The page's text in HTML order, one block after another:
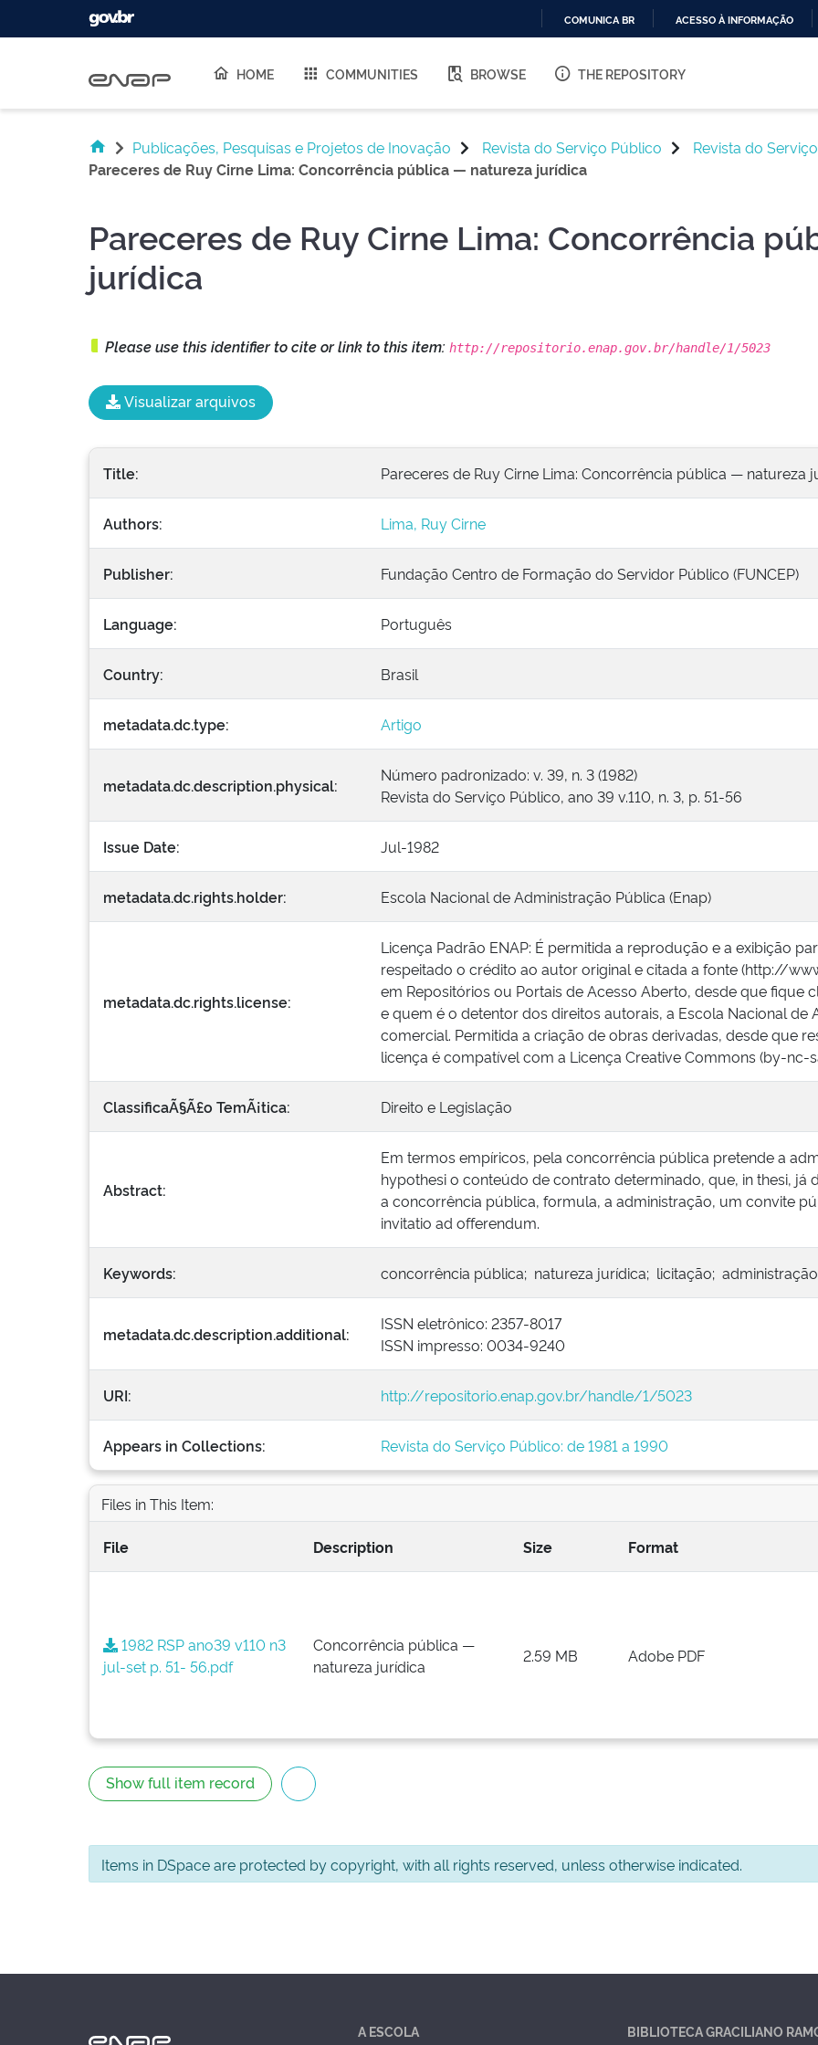
O
COMUNICA BR ACESSO À INFORMAÇÃO
HOME COMMUNITIES BROWSE THE REPOSITORY
Publicações, Pesquisas e Projetos de Inovação Revista do Serviço Público
Revista do
Pareceres de Ruy Cirne Lima: Concorrência pública — natureza jurídica
Pareceres de Ruy Cirne Lima: Concorrência
jurídica
Please use this identifier to cite or link to this item: http://repositorio.enap.gov.br/handle/1/5023
Visualizar arquivos
Title: Pareceres de Ruy Cirne Lima: Concorrência pública — natureza
Authors: Lima, Ruy Cirne
Publisher: Fundação Centro de Formação do Servidor Público (FUNCEP)
Language: Português
Country: Brasil
metadata.dc.type: Artigo
metadata.dc.description.physical:
Número padronizado: v. 39, n. 3 (1982)
Revista do Serviço Público, ano 39 v.110, n. 3, p. 51-56
Issue Date: Jul-1982
metadata.dc.rights.holder: Escola Nacional de Administração Pública (Enap)
metadata.dc.rights.license:
Licença Padrão ENAP: É permitida a reprodução e a exibição
respeitado o crédito ao autor original e citada a fonte (http://
em Repositórios ou Portais de Acesso Aberto, desde que fique
e quem é o detentor dos direitos autorais, a Escola Nacional de
comercial. Permitida a criação de obras derivadas, desde que
licença é compatível com a Licença Creative Commons (by-nc-
ClassificaÃ§Ã£o TemÃ¡tica: Direito e Legislação
Abstract:
Em termos empíricos, pela concorrência pública pretende a
hypothesi o conteúdo de contrato determinado, que, in thesi,
a concorrência pública, formula, a administração, um convite
invitatio ad offerendum.
Keywords: concorrência pública; natureza jurídica; licitação;
metadata.dc.description.additional:
ISSN eletrônico: 2357-8017
ISSN impresso: 0034-9240
URI: http://repositorio.enap.gov.br/handle/1/5023
Appears in Collections: Revista do Serviço Público: de 1981 a 1990
Files in This Item:
File Description Size Format
1982 RSP ano39 v110 n3
jul-set p. 51- 56.pdf
Concorrência pública —
natureza jurídica
2.59 MB Adobe PDF
Show full item record
Items in DSpace are protected by copyright, with all rights reserved, unless otherwise indicated.
A ESCOLA BIBLIOTECA GRACILIANO